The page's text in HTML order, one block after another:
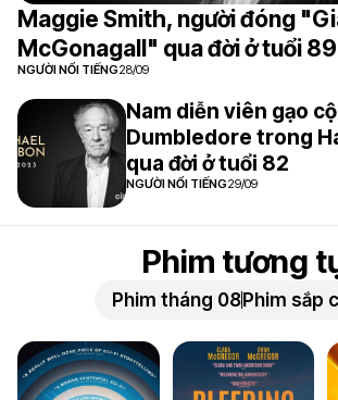
Maggie Smith, người đóng
McGonagall" qua đời ở tuổi 89
NGƯỜI NỔI TIẾNG28/09
Nam diễn viên gạo
Dumbledore trong
qua đời ở tuổi 82
NGƯỜI NỔI TIẾNG29/09
Phim tương
Phim tháng 08Phim sắp